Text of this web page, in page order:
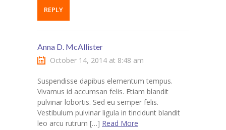
REPLY
Anna D. McAllister
October 14, 2014 at 8:48 am
Suspendisse dapibus elementum tempus.
Vivamus id accumsan felis. Etiam blandit
pulvinar lobortis. Sed eu semper felis.
Vestibulum pulvinar ligula in tincidunt blandit
leo arcu rutrum […] Read More